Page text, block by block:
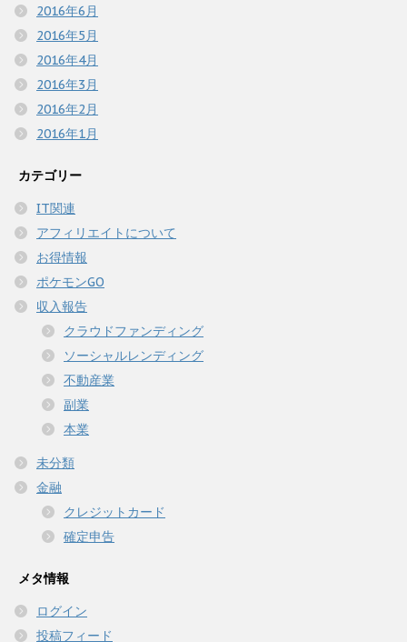
2016年6月
2016年5月
2016年4月
2016年3月
2016年2月
2016年1月
カテゴリー
IT関連
アフィリエイトについて
お得情報
ポケモンGO
収入報告
クラウドファンディング
ソーシャルレンディング
不動産業
副業
本業
未分類
金融
クレジットカード
確定申告
メタ情報
ログイン
投稿フィード